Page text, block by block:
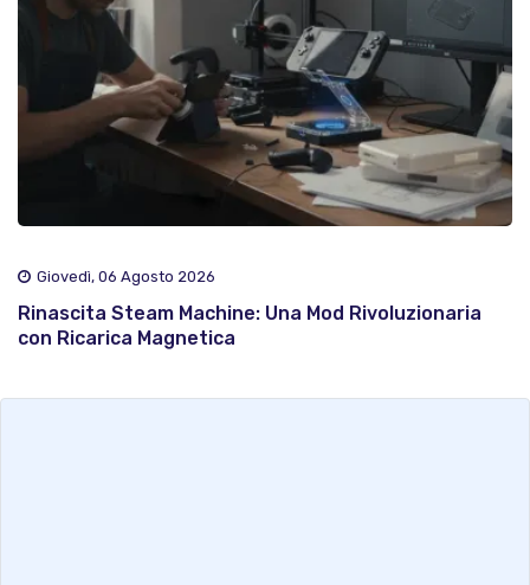
Giovedì, 06 Agosto 2026
Rinascita Steam Machine: Una Mod Rivoluzionaria
con Ricarica Magnetica